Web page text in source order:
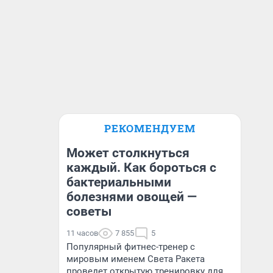
РЕКОМЕНДУЕМ
Может столкнуться
каждый. Как бороться с
бактериальными
болезнями овощей —
советы
11 часов 7 855 5
Популярный фитнес-тренер с
мировым именем Света Ракета